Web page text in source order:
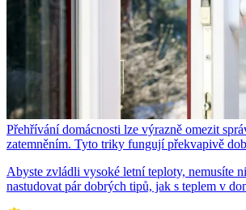
Přehřívání domácnosti lze výrazně omezit
zatemněním. Tyto triky fungují překvapivě
Abyste zvládli vysoké letní teploty, nemusíte
nastudovat pár dobrých tipů, jak s teplem v